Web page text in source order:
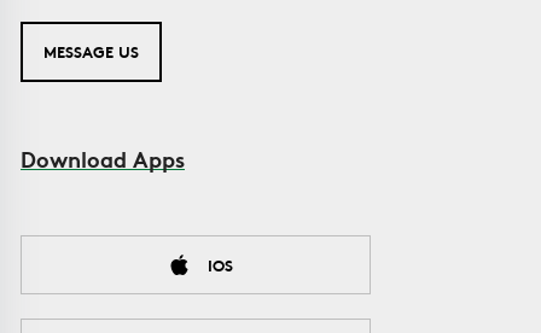
MESSAGE US
Download Apps
IOS